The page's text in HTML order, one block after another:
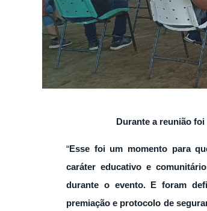
Durante a reunião
“Esse foi um momento para
caráter educativo e
durante o evento. E foram
premiação e protocolo de